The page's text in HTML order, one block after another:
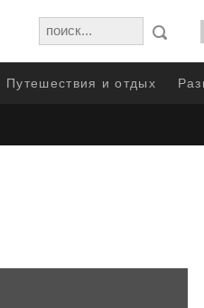
Путешествия и отдых